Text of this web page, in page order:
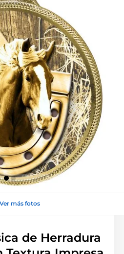
Ver más fotos
de Herradura